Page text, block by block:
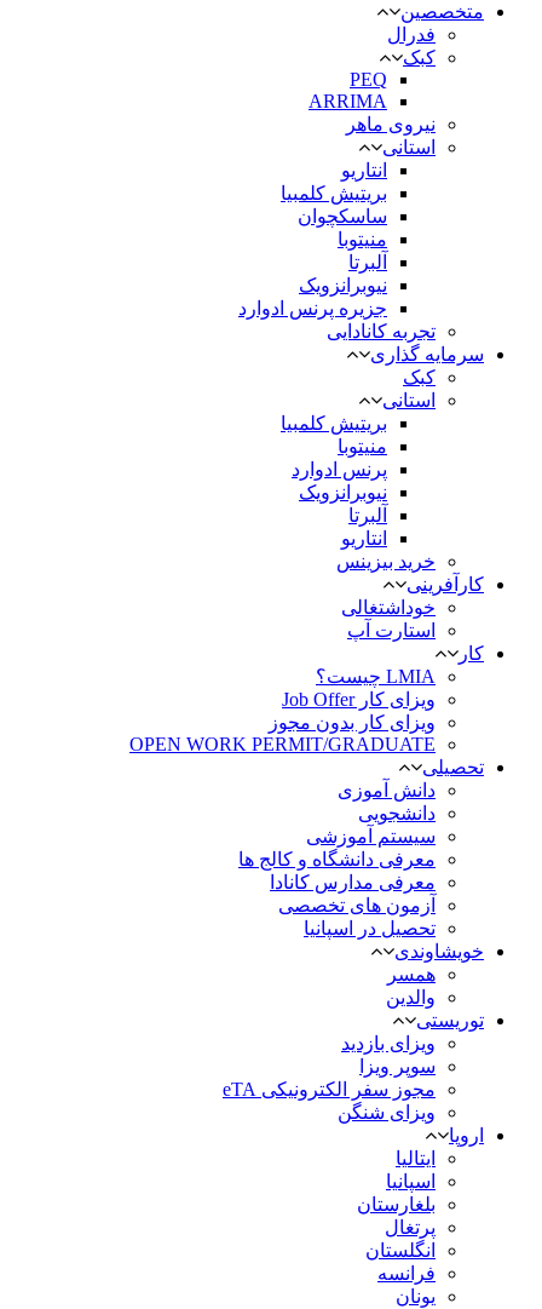
متخصصین
فدرال
کبک
PEQ
ARRIMA
نیروی ماهر
استانی
انتاریو
بریتیش کلمبیا
ساسکچوان
منیتوبا
آلبرتا
نیوبرانزویک
جزیره پرنس ادوارد
تجربه کانادایی
سرمایه گذاری
کبک
استانی
بریتیش کلمبیا
منیتوبا
پرنس ادوارد
نیوبرانزویک
آلبرتا
انتاریو
خرید بیزینس
کارآفرینی
خوداشتغالی
استارت آپ
کار
LMIA چیست؟
ویزای کار Job Offer
ویزای کار بدون مجوز
OPEN WORK PERMIT/GRADUATE
تحصیلی
دانش آموزی
دانشجویی
سیستم آموزشی
معرفی دانشگاه و کالج ها
معرفی مدارس کانادا
آزمون های تخصصی
تحصیل در اسپانیا
خویشاوندی
همسر
والدین
توریستی
ویزای بازدید
سوپر ویزا
مجوز سفر الکترونیکی eTA
ویزای شنگن
اروپا
ایتالیا
اسپانیا
بلغارستان
پرتغال
انگلستان
فرانسه
یونان